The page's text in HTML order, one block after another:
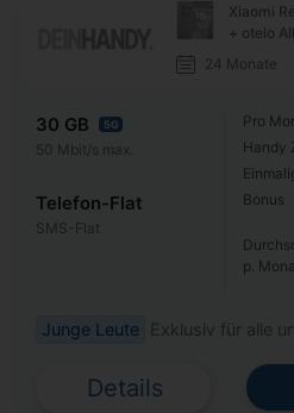
Xiaomi
+ otelo
24 Monate
30 GB 5G
50 Mbit/s max.
Telefon-Flat
SMS-Flat
Pro
Handy
Bonus
p.
Junge Leute Exklusiv für alle
Details